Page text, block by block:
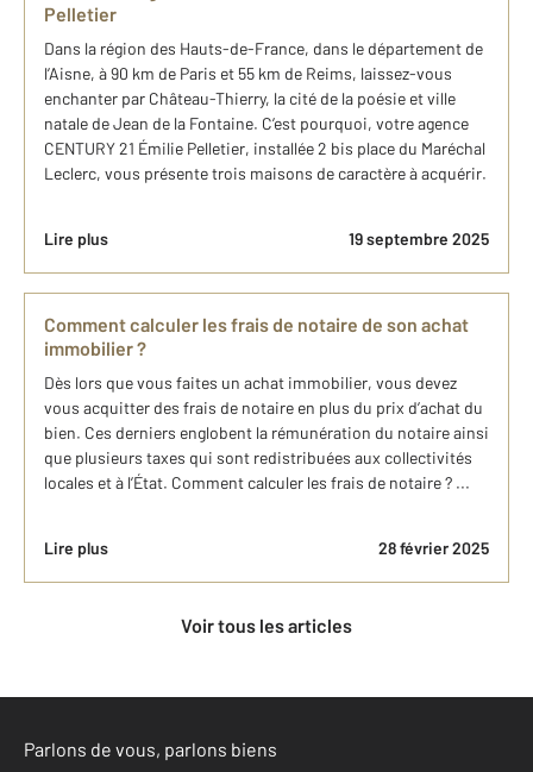
Pelletier
Dans la région des Hauts-de-France, dans le département de
l’Aisne, à 90 km de Paris et 55 km de Reims, laissez-vous
enchanter par Château-Thierry, la cité de la poésie et ville
natale de Jean de la Fontaine. C’est pourquoi, votre agence
CENTURY 21 Émilie Pelletier, installée 2 bis place du Maréchal
Leclerc, vous présente trois maisons de caractère à acquérir.
Lire plus 19 septembre 2025
Comment calculer les frais de notaire de son achat
immobilier ?
Dès lors que vous faites un achat immobilier, vous devez
vous acquitter des frais de notaire en plus du prix d’achat du
bien. Ces derniers englobent la rémunération du notaire ainsi
que plusieurs taxes qui sont redistribuées aux collectivités
locales et à l’État. Comment calculer les frais de notaire ? ...
Lire plus 28 février 2025
Voir tous les articles
Parlons de vous, parlons biens